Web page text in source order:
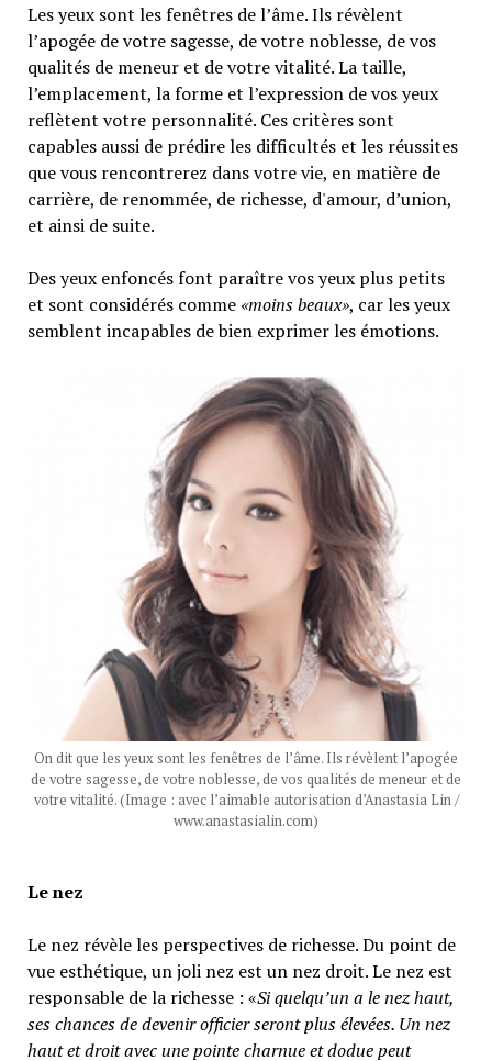
Les yeux sont les fenêtres de l’âme. Ils révèlent
l’apogée de votre sagesse, de votre noblesse, de vos
qualités de meneur et de votre vitalité. La taille,
l’emplacement, la forme et l’expression de vos yeux
reflètent votre personnalité. Ces critères sont
capables aussi de prédire les difficultés et les réussites
que vous rencontrerez dans votre vie, en matière de
carrière, de renommée, de richesse, d'amour, d’union,
et ainsi de suite.
Des yeux enfoncés font paraître vos yeux plus petits
et sont considérés comme«moins beaux», car les yeux
semblent incapables de bien exprimer les émotions.
On dit que les yeux sont les fenêtres de l’âme. Ils révèlent l’apogée
de votre sagesse, de votre noblesse, de vos qualités de meneur et de
votre vitalité. (Image : avec l’aimable autorisation d’Anastasia Lin /
www.anastasialin.com)
Le nez
Le nez révèle les perspectives de richesse. Du point de
vue esthétique, un joli nez est un nez droit. Le nez est
responsable de la richesse : «Si quelqu’un a le nez haut,
ses chances de devenir officier seront plus élevées. Un nez
haut et droit avec une pointe charnue et dodue peut